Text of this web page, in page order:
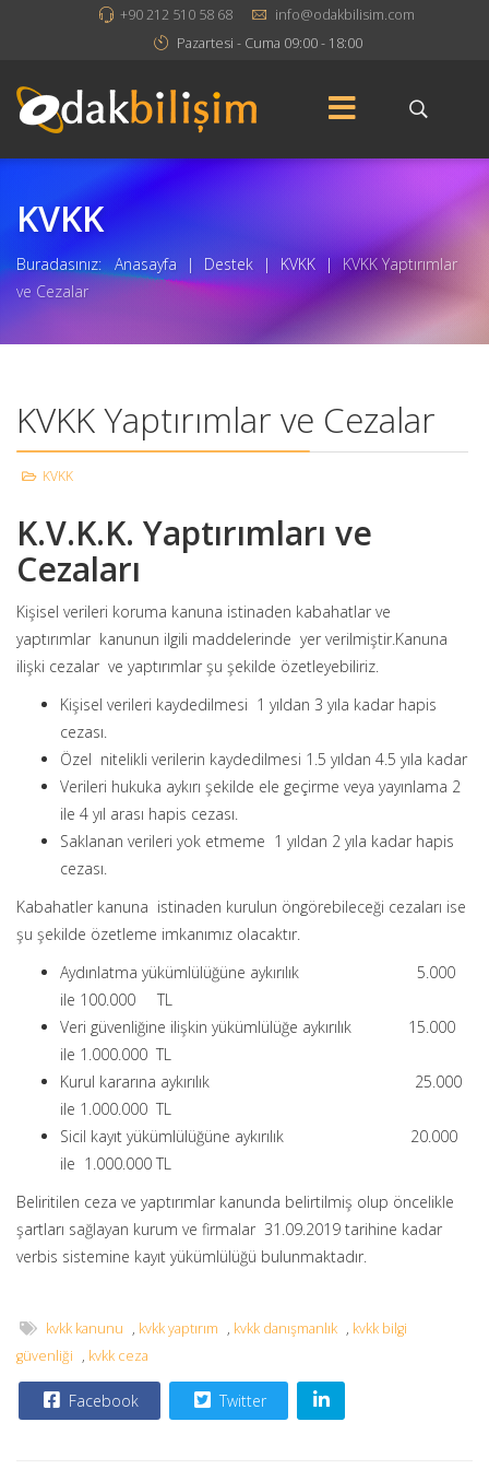
+90 212 510 58 68
info@odakbilisim.com
Pazartesi - Cuma 09:00 - 18:00
KVKK
Buradasınız: Anasayfa | Destek | KVKK | KVKK Yaptırımlar
ve Cezalar
KVKK Yaptırımlar ve Cezalar
KVKK
K.V.K.K. Yaptırımları ve
Cezaları
Kişisel verileri koruma kanuna istinaden kabahatlar ve
yaptırımlar kanunun ilgili maddelerinde yer verilmiştir.Kanuna
ilişki cezalar ve yaptırımlar şu şekilde özetleyebiliriz.
Kişisel verileri kaydedilmesi 1 yıldan 3 yıla kadar hapis
cezası.
Özel nitelikli verilerin kaydedilmesi 1.5 yıldan 4.5 yıla kadar
Verileri hukuka aykırı şekilde ele geçirme veya yayınlama 2
ile 4 yıl arası hapis cezası.
Saklanan verileri yok etmeme 1 yıldan 2 yıla kadar hapis
cezası.
Kabahatler kanuna istinaden kurulun öngörebileceği cezaları ise
şu şekilde özetleme imkanımız olacaktır.
Aydınlatma yükümlülüğüne aykırılık 5.000
ile 100.000 TL
Veri güvenliğine ilişkin yükümlülüğe aykırılık 15.000
ile 1.000.000 TL
Kurul kararına aykırılık 25.000
ile 1.000.000 TL
Sicil kayıt yükümlülüğüne aykırılık 20.000
ile 1.000.000 TL
Beliritilen ceza ve yaptırımlar kanunda belirtilmiş olup öncelikle
şartları sağlayan kurum ve firmalar 31.09.2019 tarihine kadar
verbis sistemine kayıt yükümlülüğü bulunmaktadır.
kvkk kanunu , kvkk yaptırım , kvkk danışmanlık , kvkk bilgi
güvenliği , kvkk ceza
Facebook Twitter